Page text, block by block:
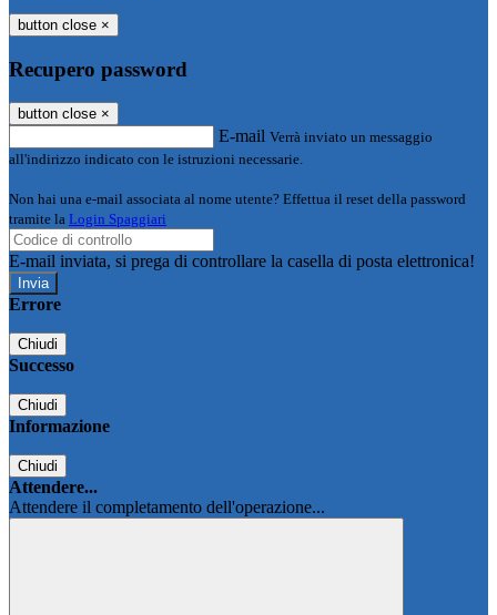
button close ×
Recupero password
button close ×
E-mail Verrà inviato un messaggio
all'indirizzo indicato con le istruzioni necessarie.
Non hai una e-mail associata al nome utente? Effettua il reset della password
tramite la Login Spaggiari
E-mail inviata, si prega di controllare la casella di posta elettronica!
Errore
Chiudi
Successo
Chiudi
Informazione
Chiudi
Attendere...
Attendere il completamento dell'operazione...